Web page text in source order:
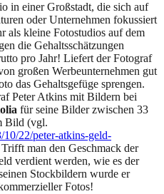
in einer Großstadt, die sich auf
oder Unternehmen fokussiert
als kleine Fotostudios auf dem
die Gehaltsschätzungen
pro Jahr! Liefert der Fotograf
großen Werbeunternehmen gut
das Gehaltsgefüge sprengen.
Peter Atkins mit Bildern bei
für seine Bilder zwischen 33
Bild (vgl.
22/peter-atkins-geld-
man den Geschmack der
verdient werden, wie es der
Stockbildern wurde er
Fotos!